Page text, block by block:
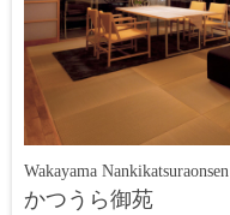
Wakayama Nankikatsuraonsen
かつうら御苑